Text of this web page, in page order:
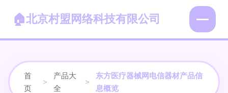
北京村盟网络科技有限公司
首
页
>
产品大
全
>
东方医疗器械网电信器材产品信
息概览